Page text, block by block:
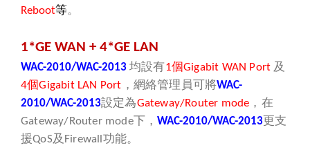
Reboot等。
1*GE WAN + 4*GE LAN
WAC-2010/WAC-2013 均設有1個Gigabit WAN Port 及
4個Gigabit LAN Port ，網絡管理員可將WAC-
2010/WAC-2013設定為Gateway/Router mode ，在
Gateway/Router mode下，WAC-2010/WAC-2013更支
援QoS及 Firewall 功能。